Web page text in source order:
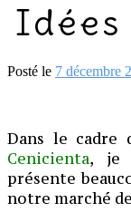
Idées
Posté le 7 décembre
Dans le cadre
Cenicienta, je
présente
notre marché